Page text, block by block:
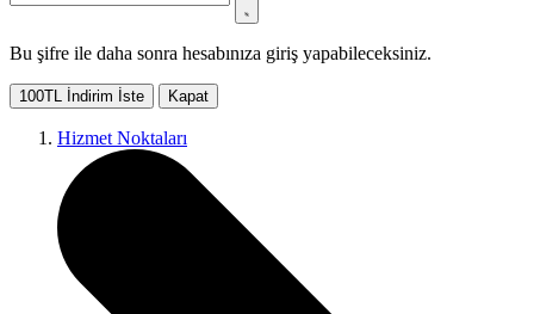
Bu şifre ile daha sonra hesabınıza giriş yapabileceksiniz.
100TL İndirim İste Kapat
Hizmet Noktaları